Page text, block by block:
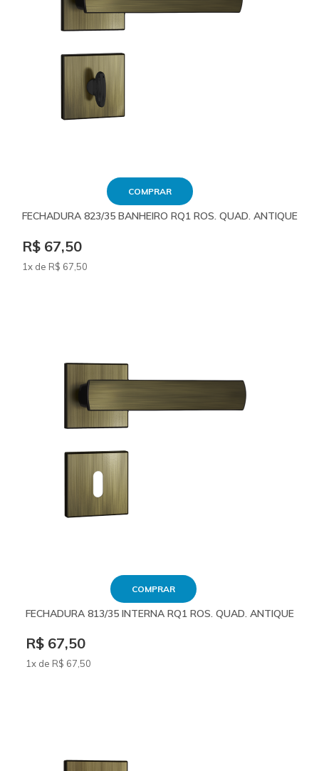
COMPRAR
FECHADURA 823/35 BANHEIRO RQ1 ROS. QUAD. ANTIQUE
R$ 67,50
1x de R$ 67 ,50
COMPRAR
FECHADURA 813/35 INTERNA RQ1 ROS. QUAD. ANTIQUE
R$ 67,50
1x de R$ 67 ,50